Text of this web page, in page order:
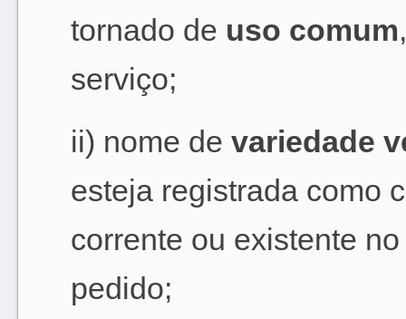
tornado de uso comum
serviço;
ii) nome de variedade
esteja registrada como
corrente ou existente
pedido;